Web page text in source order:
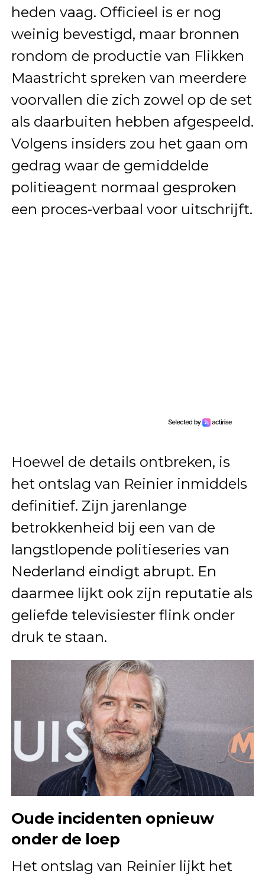
heden vaag. Officieel is er nog
weinig bevestigd, maar bronnen
rondom de productie van Flikken
Maastricht spreken van meerdere
voorvallen die zich zowel op de set
als daarbuiten hebben afgespeeld.
Volgens insiders zou het gaan om
gedrag waar de gemiddelde
politieagent normaal gesproken
een proces-verbaal voor uitschrijft.
Hoewel de details ontbreken, is
het ontslag van Reinier inmiddels
definitief. Zijn jarenlange
betrokkenheid bij een van de
langstlopende politieseries van
Nederland eindigt abrupt. En
daarmee lijkt ook zijn reputatie als
geliefde televisiester flink onder
druk te staan.
Oude incidenten opnieuw
onder de loep
Het ontslag van Reinier lijkt het